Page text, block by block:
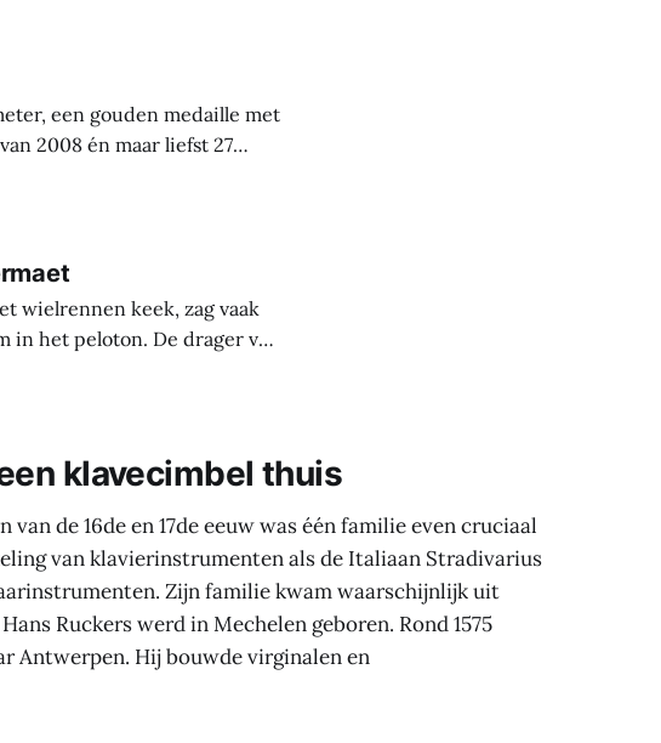
een gouden medaille met
2008 én maar liefst 27
liep een
wielrennen keek, zag vaak
in het peloton. De drager van
Avermaet. Hij had er een
klavecimbel thuis
van de 16de en 17de eeuw was één familie even cruciaal
van klavierinstrumenten als de Italiaan Stradivarius
Zijn familie kwam waarschijnlijk uit
Ruckers werd in Mechelen geboren. Rond 1575
Antwerpen. Hij bouwde virginalen en